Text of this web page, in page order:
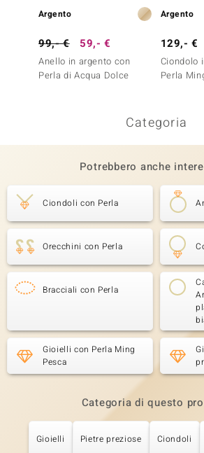
Argento
99,- € 59,- €
Anello in argento con
Perla di Acqua Dolce
Argento
129,- €
Ciondolo
Perla
Categoria
Potrebbero anche
Ciondoli con Perla
Orecchini con Perla
Bracciali con Perla
Gioielli con Perla Ming
Pesca
Categoria di questo
Gioielli Pietre preziose Ciondoli